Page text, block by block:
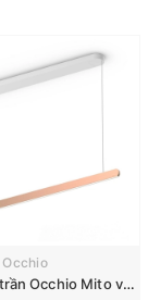
Occhio
Đèn thả gắn trần Occhio Mito volo Rose Gold